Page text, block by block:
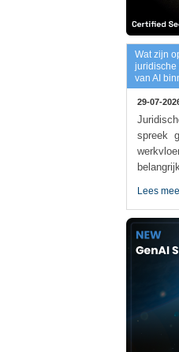
Wat zijn
juridische
van AI
29-07-
spreek
Lees